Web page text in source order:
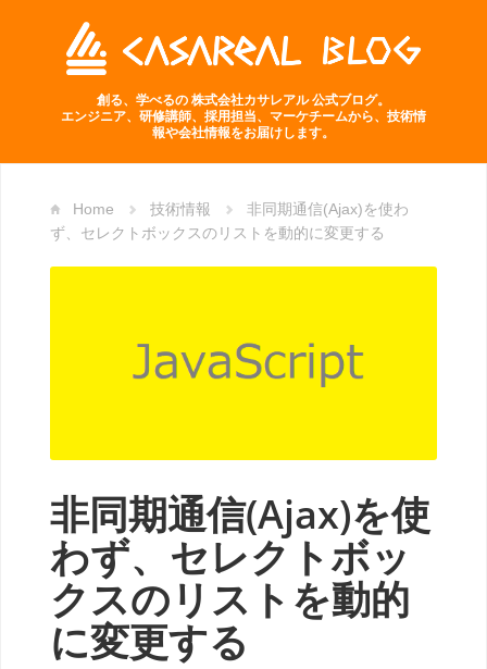
創る、学べるの 株式会社カサレアル 公式ブログ。
エンジニア、研修講師、採用担当、マーケチームから、技術情
報や会社情報をお届けします。
Home 技術情報
非同期通信(Ajax)を使わ
ず、セレクトボックスのリストを動的に変更する
非同期通信(Ajax)を使
わず、セレクトボッ
クスのリストを動的
に変更する